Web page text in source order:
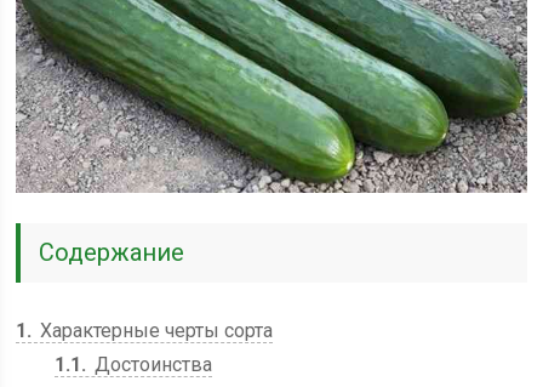
Содержание
1
Характерные черты сорта
1.1
Достоинства